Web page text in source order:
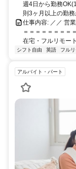
週4日から勤務
則3ヶ月以上の勤
仕事内容: ／／ 営
＝＝＝＝＝＝＝＝
在宅・フルリモー
シフト自由 英語 フル
アルバイト・パート